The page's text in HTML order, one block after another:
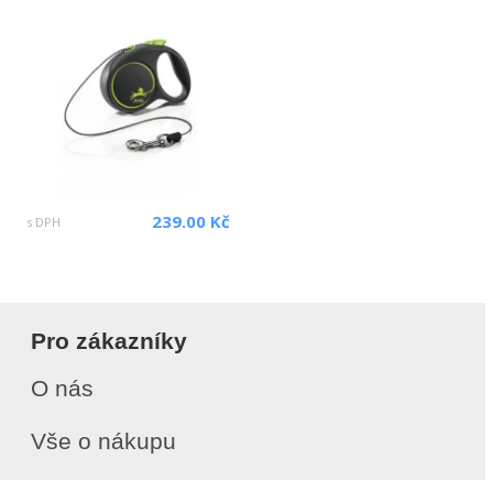
s DPH 239.00 Kč
Pro zákazníky
O nás
Vše o nákupu